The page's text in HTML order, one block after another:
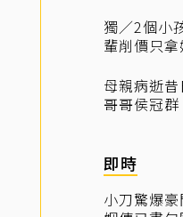
獨／2個小
輩削價只
母親病逝
哥哥侯冠
即時
小刀驚爆